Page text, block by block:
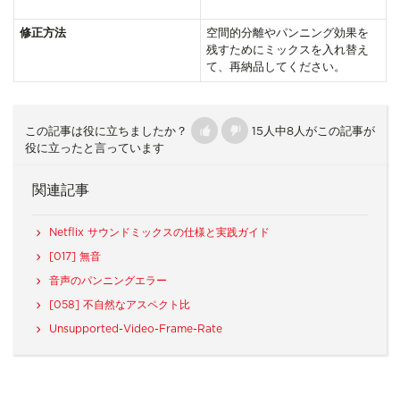
修正方法
空間的分離やパンニング効果を
残すためにミックスを入れ替え
て、再納品してください。
この記事は役に立ちましたか？
15人中8人がこの記事が
役に立ったと言っています
関連記事
Netflix サウンドミックスの仕様と実践ガイド
[017] 無音
音声のパンニングエラー
[058] 不自然なアスペクト比
Unsupported-Video-Frame-Rate